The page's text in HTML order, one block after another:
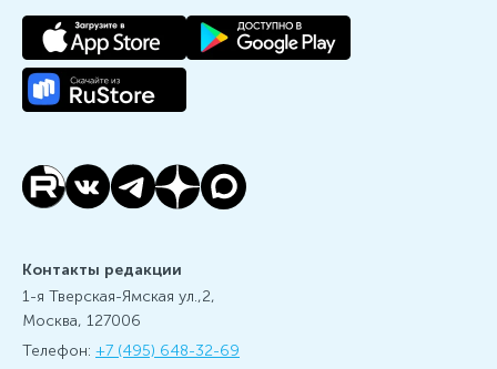
Контакты редакции
1-я Тверская-Ямская ул.,2,
Москва, 127006
Телефон: +7 (495) 648-32-69